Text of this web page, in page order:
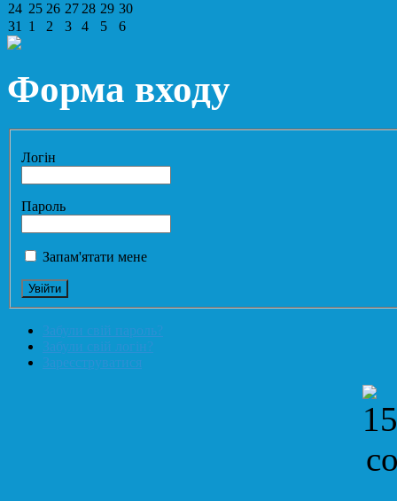
24 25 26 27 28 29 30
31
1 2 3 4 5 6
Форма входу
Логін
Пароль
Запам'ятати мене
Забули свій пароль?
Забули свій логін?
Зареєструватися